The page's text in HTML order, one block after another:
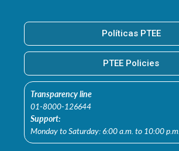
Políticas PTEE
PTEE Policies
Transparency line
01-8000-126644
Support:
Monday to Saturday: 6:00 a.m. to 10:00 p.m.